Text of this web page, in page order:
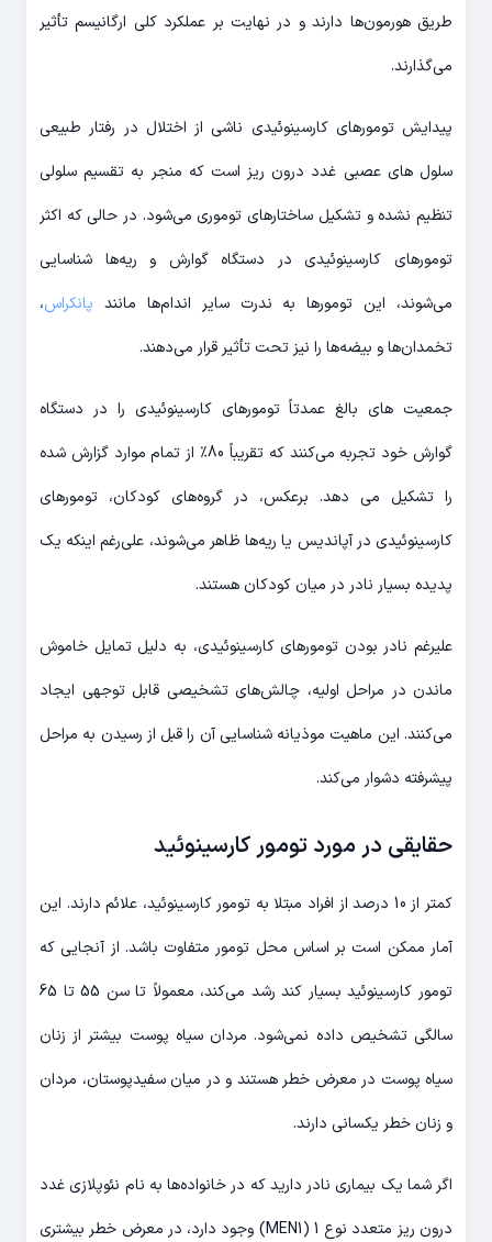
طریق هورمون‌ها دارند و در نهایت بر عملکرد کلی ارگانیسم تأثیر
می‌گذارند.
پیدایش تومورهای کارسینوئیدی ناشی از اختلال در رفتار طبیعی
سلول های عصبی غدد درون ریز است که منجر به تقسیم سلولی
تنظیم نشده و تشکیل ساختارهای توموری می‌شود. در حالی که اکثر
تومورهای کارسینوئیدی در دستگاه گوارش و ریه‌ها شناسایی
می‌شوند، این تومورها به ندرت سایر اندام‌ها مانند پانکراس،
تخمدان‌ها و بیضه‌ها را نیز تحت تأثیر قرار می‌دهند.
جمعیت های بالغ عمدتاً تومورهای کارسینوئیدی را در دستگاه
گوارش خود تجربه می‌کنند که تقریباً 80٪ از تمام موارد گزارش شده
را تشکیل می دهد. برعکس، در گروه‌های کودکان، تومورهای
کارسینوئیدی در آپاندیس یا ریه‌ها ظاهر می‌شوند، علی‌رغم اینکه یک
پدیده بسیار نادر در میان کودکان هستند.
علیرغم نادر بودن تومورهای کارسینوئیدی، به دلیل تمایل خاموش
ماندن در مراحل اولیه، چالش‌های تشخیصی قابل توجهی ایجاد
می‌کنند. این ماهیت موذیانه شناسایی آن را قبل از رسیدن به مراحل
پیشرفته دشوار می‌کند.
حقایقی در مورد تومور کارسینوئید
کمتر از 10 درصد از افراد مبتلا به تومور کارسینوئید، علائم دارند. این
آمار ممکن است بر اساس محل تومور متفاوت باشد. از آنجایی که
تومور کارسینوئید بسیار کند رشد می‌کند، معمولاً تا سن 55 تا 65
سالگی تشخیص داده نمی‌شود. مردان سیاه پوست بیشتر از زنان
سیاه پوست در معرض خطر هستند و در میان سفیدپوستان، مردان
و زنان خطر یکسانی دارند.
اگر شما یک بیماری نادر دارید که در خانواده‌ها به نام نئوپلازی غدد
درون ریز متعدد نوع 1 (MEN1) وجود دارد، در معرض خطر بیشتری